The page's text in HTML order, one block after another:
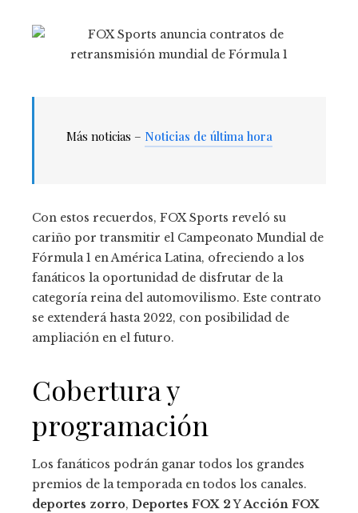
Más noticias – Noticias de última hora
Con estos recuerdos, FOX Sports reveló su
cariño por transmitir el Campeonato Mundial de
Fórmula 1 en América Latina, ofreciendo a los
fanáticos la oportunidad de disfrutar de la
categoría reina del automovilismo. Este contrato
se extenderá hasta 2022, con posibilidad de
ampliación en el futuro.
Cobertura y
programación
Los fanáticos podrán ganar todos los grandes
premios de la temporada en todos los canales.
deportes zorro, Deportes FOX 2YAcción FOX